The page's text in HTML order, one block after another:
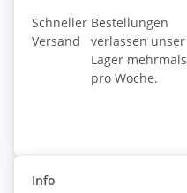
Schneller
Versand
Bestellungen
verlassen unser
Lager mehrmals
pro Woche.
Info